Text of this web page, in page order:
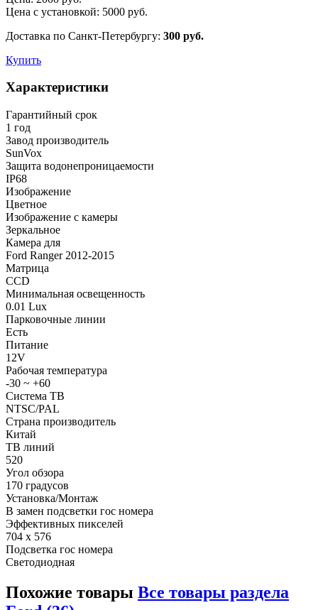
Цена с установкой: 5000 руб.
Доставка по Санкт-Петербургу: 300 руб.
Купить
Характеристики
Гарантийный срок
1 год
Завод производитель
SunVox
Защита водонепроницаемости
IP68
Изображение
Цветное
Изображение с камеры
Зеркальное
Камера для
Ford Ranger 2012-2015
Матрица
CCD
Минимальная освещенность
0.01 Lux
Парковочные линии
Есть
Питание
12V
Рабочая температура
-30 ~ +60
Система ТВ
NTSC/PAL
Страна производитель
Китай
ТВ линий
520
Угол обзора
170 градусов
Установка/Монтаж
В замен подсветки гос номера
Эффективных пикселей
704 x 576
Подсветка гос номера
Светодиодная
Похожие товары Все товары раздела